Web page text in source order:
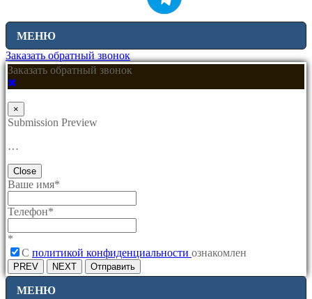
МЕНЮ
Заказать обратный звонок
Заказать обратный звонок
×
Submission Preview
…
Close
Ваше имя*
Телефон*
*
C политикой конфиденциальности ознакомлен
PREV NEXT Отправить
МЕНЮ